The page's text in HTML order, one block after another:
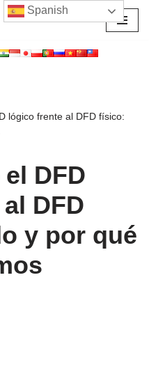
lógico frente al DFD físico:
DFD
DFD
y por qué
Spanish